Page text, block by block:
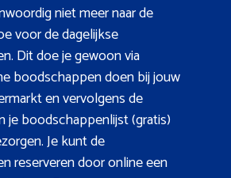
niet meer naar de
voor de dagelijkse
Dit doe je gewoon via
boodschappen doen bij jouw
en vervolgens de
je boodschappenlijst (gratis)
Je kunt de
reserveren door online een